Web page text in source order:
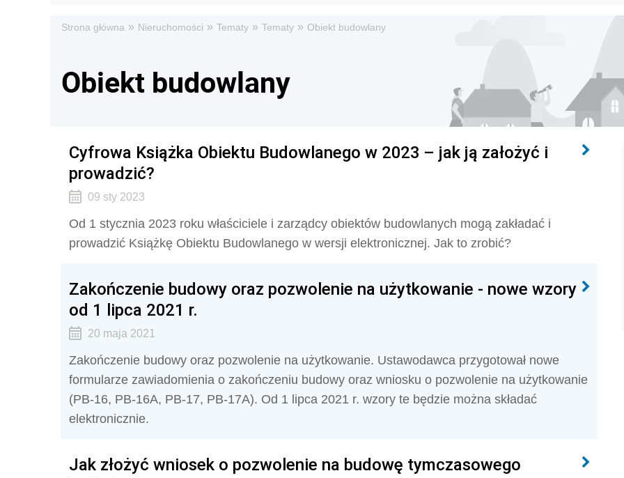
Strona główna » Nieruchomości » Tematy » Tematy » Obiekt budowlany
Obiekt budowlany
Cyfrowa Książka Obiektu Budowlanego w 2023 – jak ją założyć i
prowadzić?
09 sty 2023
Od 1 stycznia 2023 roku właściciele i zarządcy obiektów budowlanych mogą zakładać i
prowadzić Książkę Obiektu Budowlanego w wersji elektronicznej. Jak to zrobić?
Zakończenie budowy oraz pozwolenie na użytkowanie - nowe wzory
od 1 lipca 2021 r.
20 maja 2021
Zakończenie budowy oraz pozwolenie na użytkowanie. Ustawodawca przygotował nowe
formularze zawiadomienia o zakończeniu budowy oraz wniosku o pozwolenie na użytkowanie
(PB-16, PB-16A, PB-17, PB-17A). Od 1 lipca 2021 r. wzory te będzie można składać
elektronicznie.
Jak złożyć wniosek o pozwolenie na budowę tymczasowego